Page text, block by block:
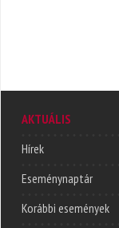
AKTUÁLIS
Hírek
Eseménynaptár
Korábbi események